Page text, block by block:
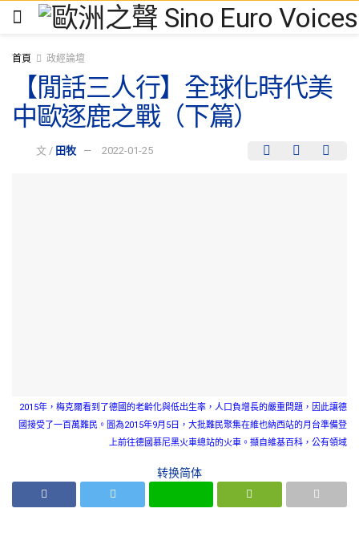
首頁 政經論壇
【閒話三人行】全球化時代美
中歐逐鹿之戰（下篇）
文 / 田牧 2022-01-25
2015年，梅克爾看到了德國的老齡化與低出生率，人口負增長的嚴重問題，因此讓德
國接受了一百萬難民。圖為2015年9月5日，大批難民聚集在維也納西站的月台準備登
上前往德國慕尼黑火車總站的火車。擷自維基百科，公有領域
转换简体